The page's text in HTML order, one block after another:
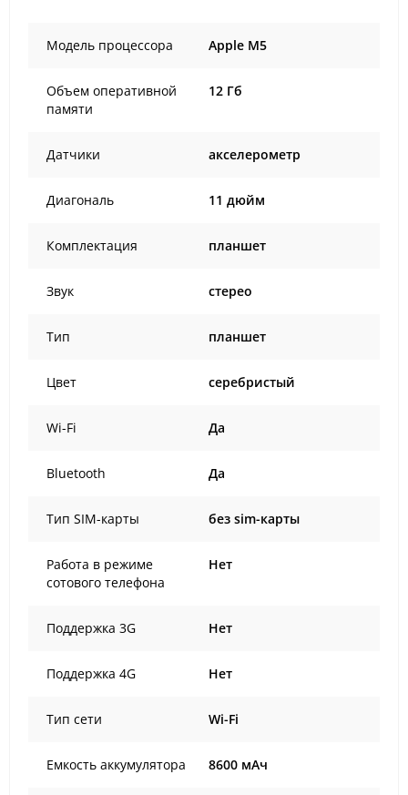
Модель процессора Apple M5
Объем оперативной
памяти
12 Гб
Датчики акселерометр
Диагональ 11 дюйм
Комплектация планшет
Звук стерео
Тип планшет
Цвет серебристый
Wi-Fi Да
Bluetooth Да
Тип SIM-карты без sim-карты
Работа в режиме
сотового телефона
Нет
Поддержка 3G Нет
Поддержка 4G Нет
Тип сети Wi-Fi
Емкость аккумулятора 8600 мАч